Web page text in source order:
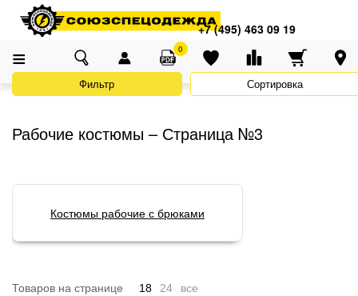
Адреса магазинов
+7 (495) 463 09 19
+7 (495) 463 09 19
0
Главная Каталог Спецодежда Костюмы рабочие
Рабочие костюмы – Страница №3
Костюмы рабочие с брюками
Фильтр Сортировка
Товаров на странице 18 24 все